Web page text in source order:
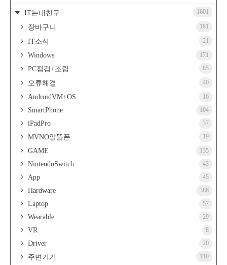
IT는내친구 1601
장바구니 181
IT소식 21
Windows 171
PC점검+조립 85
오류해결 40
AndroidVM+OS 16
SmartPhone 104
iPadPro 37
MVNO알뜰폰 19
GAME 135
NintendoSwitch 43
App 45
Hardware 386
Laptop 57
Wearable 29
VR 8
Driver 20
주변기기 110